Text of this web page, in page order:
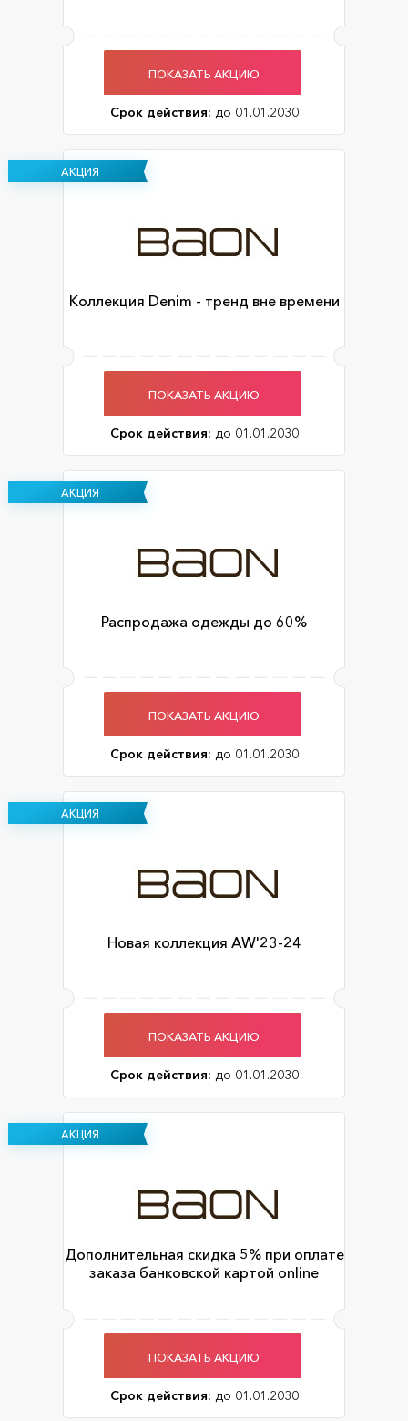
ПОКАЗАТЬ АКЦИЮ
Срок действия: до 01.01.2030
АКЦИЯ
Коллекция Denim - тренд вне времени
ПОКАЗАТЬ АКЦИЮ
Срок действия: до 01.01.2030
АКЦИЯ
Распродажа одежды до 60%
ПОКАЗАТЬ АКЦИЮ
Срок действия: до 01.01.2030
АКЦИЯ
Новая коллекция AW'23-24
ПОКАЗАТЬ АКЦИЮ
Срок действия: до 01.01.2030
АКЦИЯ
Дополнительная скидка 5% при оплате
заказа банковской картой online
ПОКАЗАТЬ АКЦИЮ
Срок действия: до 01.01.2030